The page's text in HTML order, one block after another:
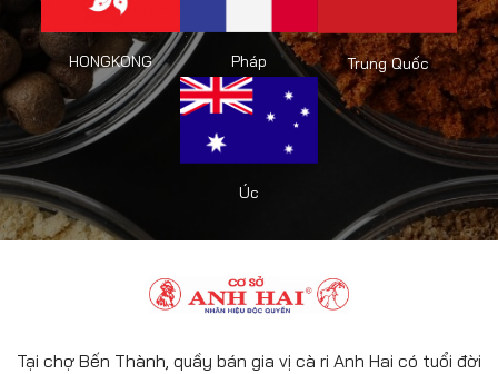
HONGKONG Pháp Trung Quốc
Úc
Tại chợ Bến Thành, quầy bán gia vị cà ri Anh Hai có tuổi đời